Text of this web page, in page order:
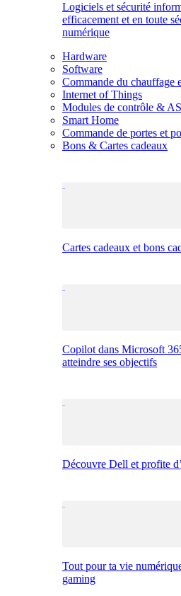
Logiciels et sécurité
efficacement et en toute
numérique
Hardware
Software
Commande du chauffage
Internet of Things
Modules de contrôle &
Smart Home
Commande de portes et
Bons & Cartes cadeaux
Cartes cadeaux et bons
Copilot dans Microsoft
atteindre ses objectifs
Découvre Dell et profite
Tout pour ta vie
gaming